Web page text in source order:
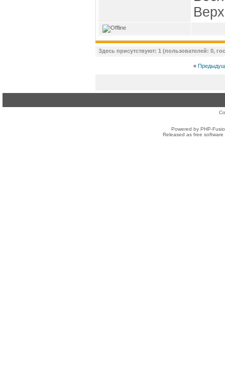
Здесь присутствуют: 1 (пользователей: 0,
«
Powered by PHP-
Released as free